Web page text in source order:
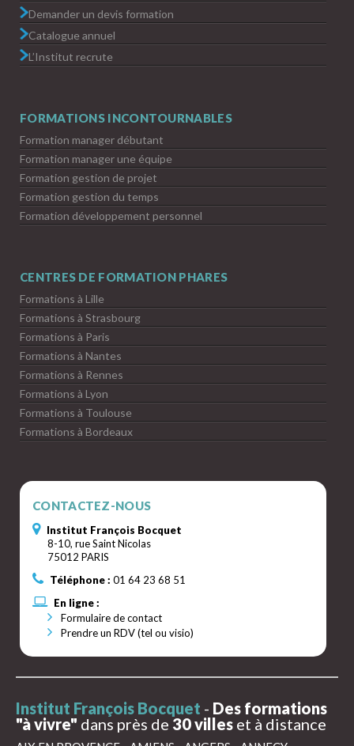
Demander un devis formation
Catalogue annuel
L’Institut recrute
FORMATIONS INCONTOURNABLES
Formation manager débutant
Formation manager une équipe
Formation gestion de projet
Formation gestion du temps
Formation développement personnel
CENTRES DE FORMATION PHARES
Formations à Lille
Formations à Strasbourg
Formations à Paris
Formations à Nantes
Formations à Rennes
Formations à Lyon
Formations à Toulouse
Formations à Bordeaux
CONTACTEZ-NOUS
Institut François Bocquet
8-10, rue Saint Nicolas
75012 PARIS
Téléphone : 01 64 23 68 51
En ligne :
Formulaire de contact
Prendre un RDV (tel ou visio)
Institut François Bocquet - Des formations
"à vivre" dans près de 30 villes et à distance